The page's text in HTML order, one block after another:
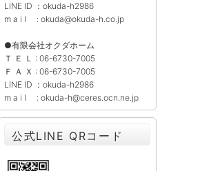
LINE ID ：okuda-h2986
m a i l : okuda@okuda-h.co.jp
●有限会社オクダホーム
Ｔ Ｅ Ｌ : 06-6730-7005
Ｆ Ａ Ｘ : 06-6730-7005
LINE ID ：okuda-h2986
m a i l : okuda-h@ceres.ocn.ne.jp
公式LINE QRコード